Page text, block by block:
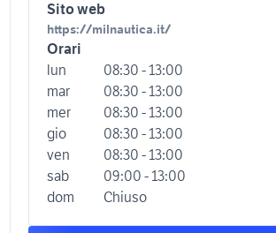
Sito web
https://milnautica.it/
Orari
lun
08:30 - 13:00
mar
08:30 - 13:00
mer
08:30 - 13:00
gio
08:30 - 13:00
ven
08:30 - 13:00
sab
09:00 - 13:00
dom
Chiuso